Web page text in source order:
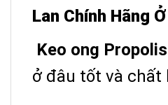
Lan Chính Hãng
Keo ong
ở đâu tốt và chất